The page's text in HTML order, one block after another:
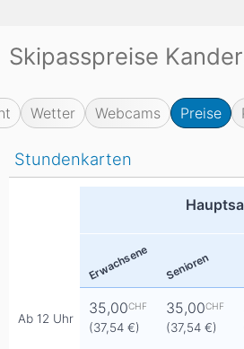
Skipasspreise
Wetter Webcams Preise
Stundenkarten
Erwachsene Senioren
Ab 12 Uhr
35,00CHF
(37,54 €)
35,00CHF
(37,54 €)